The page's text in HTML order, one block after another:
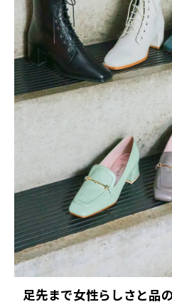
足先まで女性らしさと品